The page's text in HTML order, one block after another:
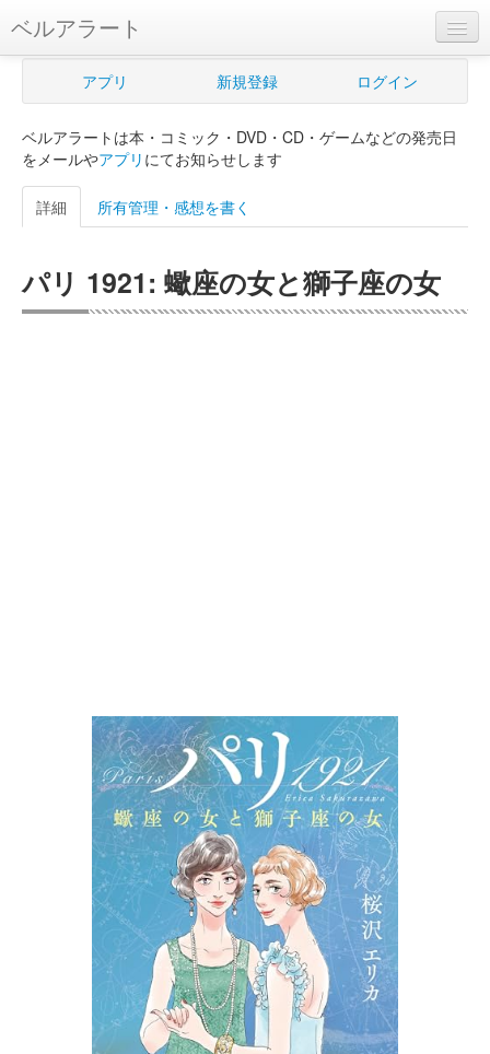
ベルアラート
ベルアラートとは
新規登録
ログイン
購入管理
アプリ 新規登録 ログイン
ベルアラートは本・コミック・DVD・CD・ゲームなどの発売日
をメールやアプリ にてお知らせします
詳細 所有管理・感想を書く
パリ 1921: 蠍座の女と獅子座の女